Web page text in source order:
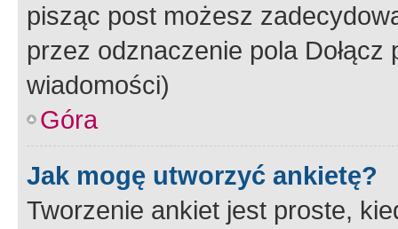
pisząc post możesz
przez odznaczenie pola
wiadomości)
Góra
Jak mogę utworzyć ankietę?
Tworzenie ankiet jest proste,